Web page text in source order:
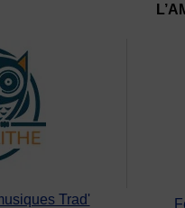
Trad'